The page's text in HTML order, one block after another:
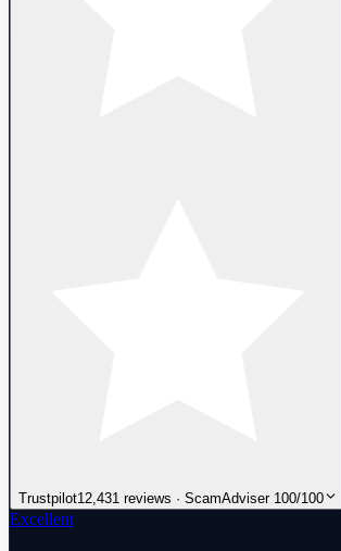
Trustpilot12,431 reviews · ScamAdviser 100/100
Excellent